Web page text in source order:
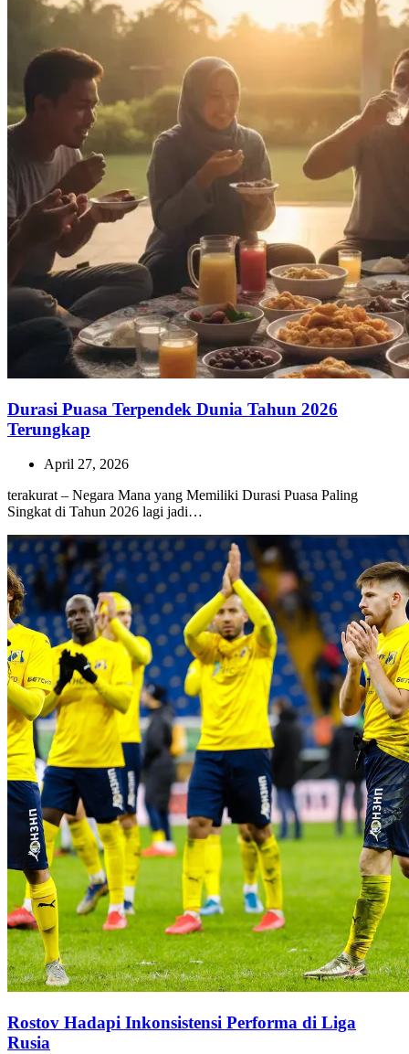
Durasi Puasa Terpendek Dunia Tahun 2026
Terungkap
April 27, 2026
terakurat – Negara Mana yang Memiliki Durasi Puasa Paling
Singkat di Tahun 2026 lagi jadi…
Rostov Hadapi Inkonsistensi Performa di Liga
Rusia